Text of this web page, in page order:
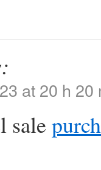
at 20 h 20
sale